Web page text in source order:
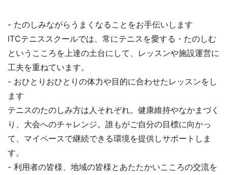
- たのしみながらうまくなることをお手伝いします
ITCテニススクールでは、常にテニスを愛する・たのしむ
というこころを上達の土台にして、レッスンや施設運営に
工夫を重ねています。
- おひとりおひとりの体力や目的に合わせたレッスンをし
ます
テニスのたのしみ方は人それぞれ。健康維持やなかまづく
り、大会へのチャレンジ。誰もがご自分の目標に向かっ
て、マイペースで継続できる環境を提供しサポートしま
す。
- 利用者の皆様、地域の皆様とあたたかいこころの交流を